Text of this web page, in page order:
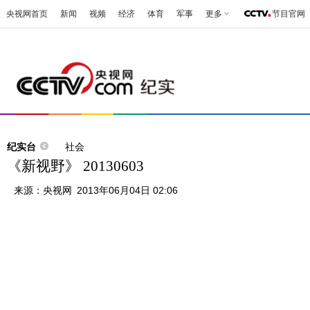
央视网首页 新闻 视频 经济 体育 军事 更多 节目官网
纪实台 社会
《新视野》 20130603
来源： 央视网 2013年06月04日 02:06